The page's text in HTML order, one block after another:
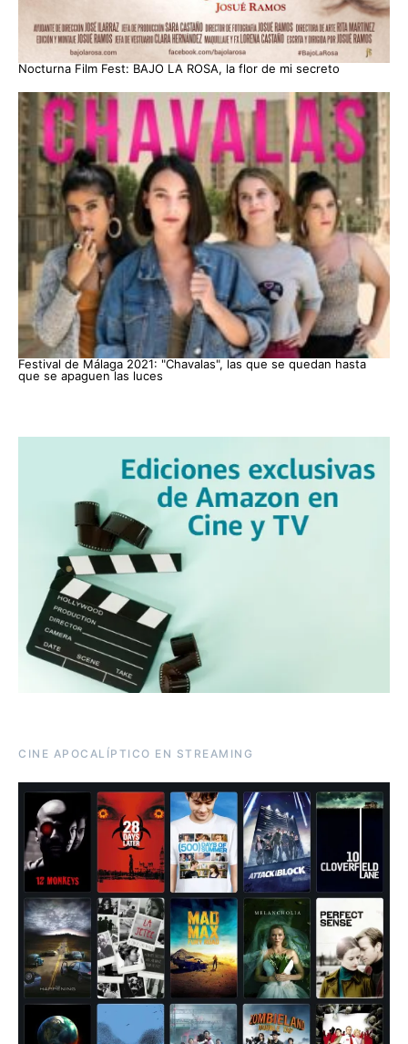
Nocturna Film Fest: BAJO LA ROSA, la flor de mi secreto
Festival de Málaga 2021: "Chavalas", las que se quedan hasta
que se apaguen las luces
CINE APOCALÍPTICO EN STREAMING